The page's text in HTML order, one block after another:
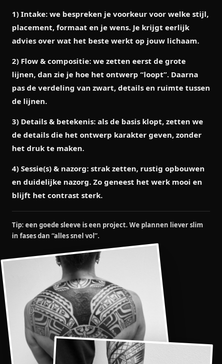
1) Intake: we bespreken je voorkeur voor welke stijl,
placement, formaat en je wens. Je krijgt eerlijk
advies over wat het beste werkt op jouw lichaam.
2) Flow & compositie: we zetten eerst de grote
lijnen, dan zie je hoe het ontwerp “loopt”. Daarna
pas de verdeling van zwart, details en ruimte tussen
de lijnen.
3) Details & betekenis: als de basis klopt, zetten we
de details die het ontwerp karakter geven, zonder
het druk te maken.
4) Sessie(s) & nazorg: strak zetten, rustig opbouwen
en duidelijke nazorg. Zo geneest het werk mooi en
blijft het contrast sterk.
Tip: een goede sleeve is een project. We plannen liever slim
in fases dan “alles snel vol”.